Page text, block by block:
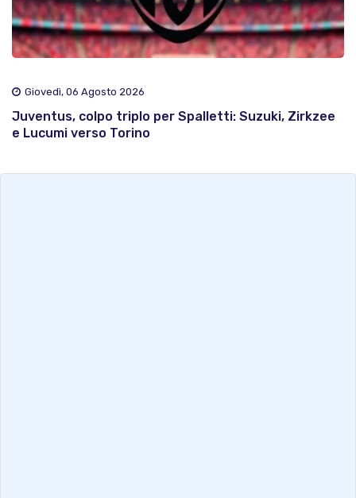
Giovedì, 06 Agosto 2026
Juventus, colpo triplo per Spalletti: Suzuki, Zirkzee
e Lucumi verso Torino